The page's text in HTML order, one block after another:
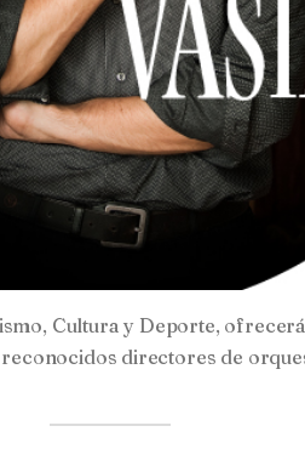
Cultura y Deporte,
directores de